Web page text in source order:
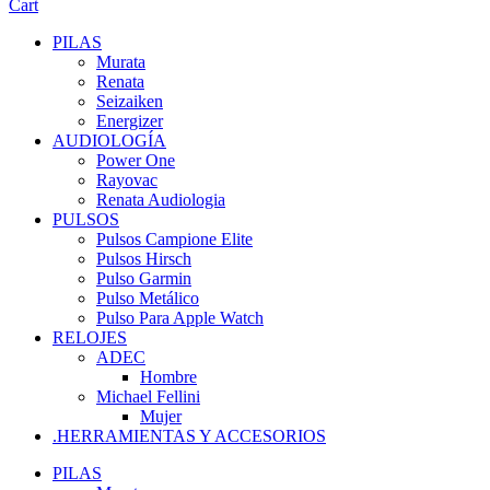
Cart
PILAS
Murata
Renata
Seizaiken
Energizer
AUDIOLOGÍA
Power One
Rayovac
Renata Audiologia
PULSOS
Pulsos Campione Elite
Pulsos Hirsch
Pulso Garmin
Pulso Metálico
Pulso Para Apple Watch
RELOJES
ADEC
Hombre
Michael Fellini
Mujer
.HERRAMIENTAS Y ACCESORIOS
PILAS